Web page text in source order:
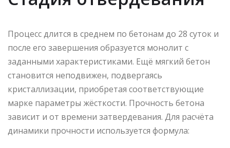
Процесс длится в среднем по бетонам до 28 суток и
после его завершения образуется монолит с
заданными характеристиками. Ещё мягкий бетон
становится неподвижен, подвергаясь
кристаллизации, приобретая соответствующие
марке параметры жёсткости. Прочность бетона
зависит и от времени затвердевания. Для расчёта
динамики прочности используется формула: